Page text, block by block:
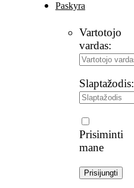
Paskyra
Vartotojo
vardas:
Slaptažodis:
Prisiminti
mane